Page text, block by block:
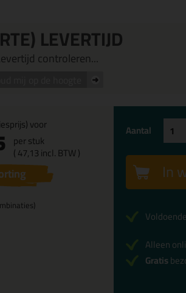
LEVERTIJD
controleren...
voor
per stuk
(47,13incl. BTW )
Aantal
In
Alleen
Gratis